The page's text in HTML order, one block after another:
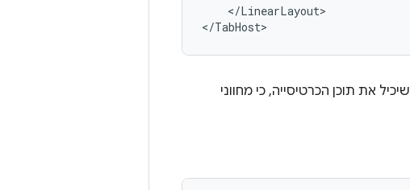
</LinearLayout>
</TabHost>
שיכיל את תוכן הכרטיסייה, כי מחווני